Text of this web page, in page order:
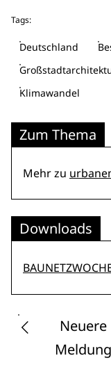
Tags:
Deutschland
Klimawandel
Zum Thema
Mehr zu
Downloads
Neuere
Meldung